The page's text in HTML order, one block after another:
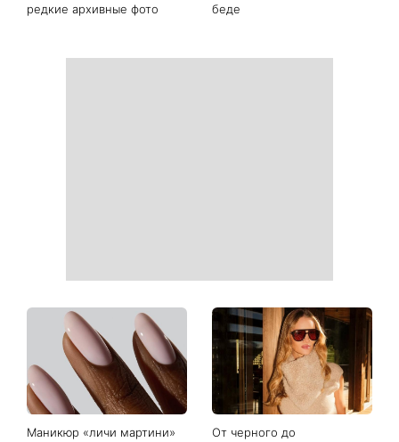
редкие архивные фото
беде
Маникюр «личи мартини»
От черного до